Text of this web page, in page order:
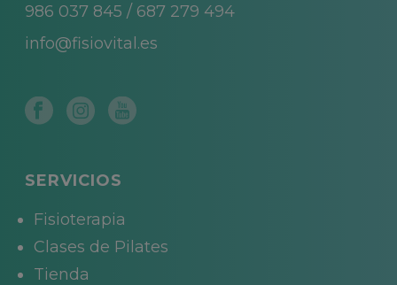
986 037 845 / 687 279 494
info@fisiovital.es
SERVICIOS
Fisioterapia
Clases de Pilates
Tienda